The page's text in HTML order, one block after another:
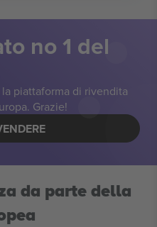
no 1 del
piattaforma di rivendita
Grazie!
da parte della